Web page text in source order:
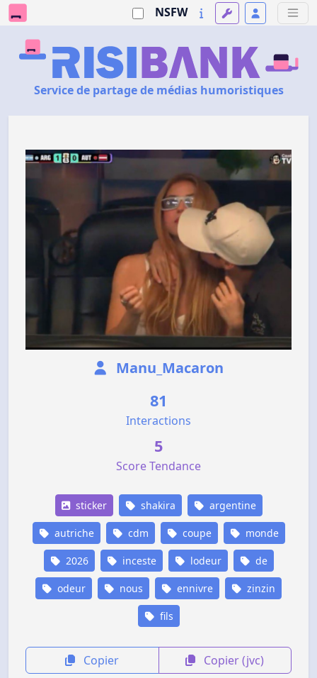
NSFW
Service de partage de médias humoristiques
Manu_Macaron
81
Interactions
5
Score Tendance
sticker shakira argentine
autriche cdm coupe monde
2026 inceste lodeur de
odeur nous ennivre zinzin
fils
Copier Copier (jvc)